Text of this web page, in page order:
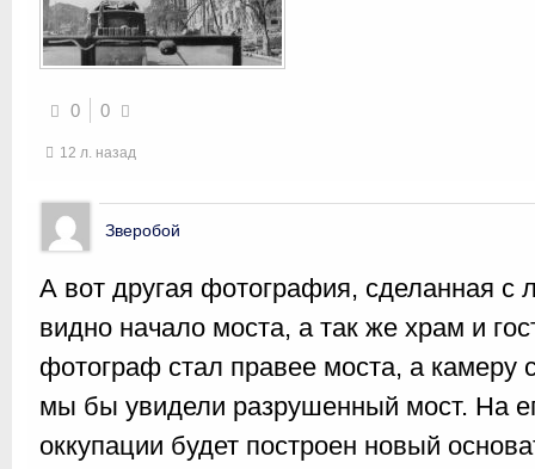
0 0
12 л. назад
Зверобой
А вот другая фотография, сделанная с
видно начало моста, а так же храм и
фотограф стал правее моста, а камеру
мы бы увидели разрушенный мост. На
оккупации будет построен новый